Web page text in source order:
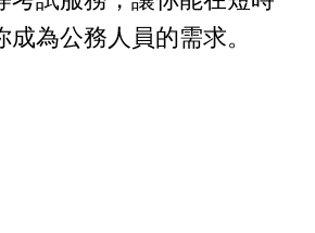
考試服務，讓你能在短時
成為公務人員的需求。